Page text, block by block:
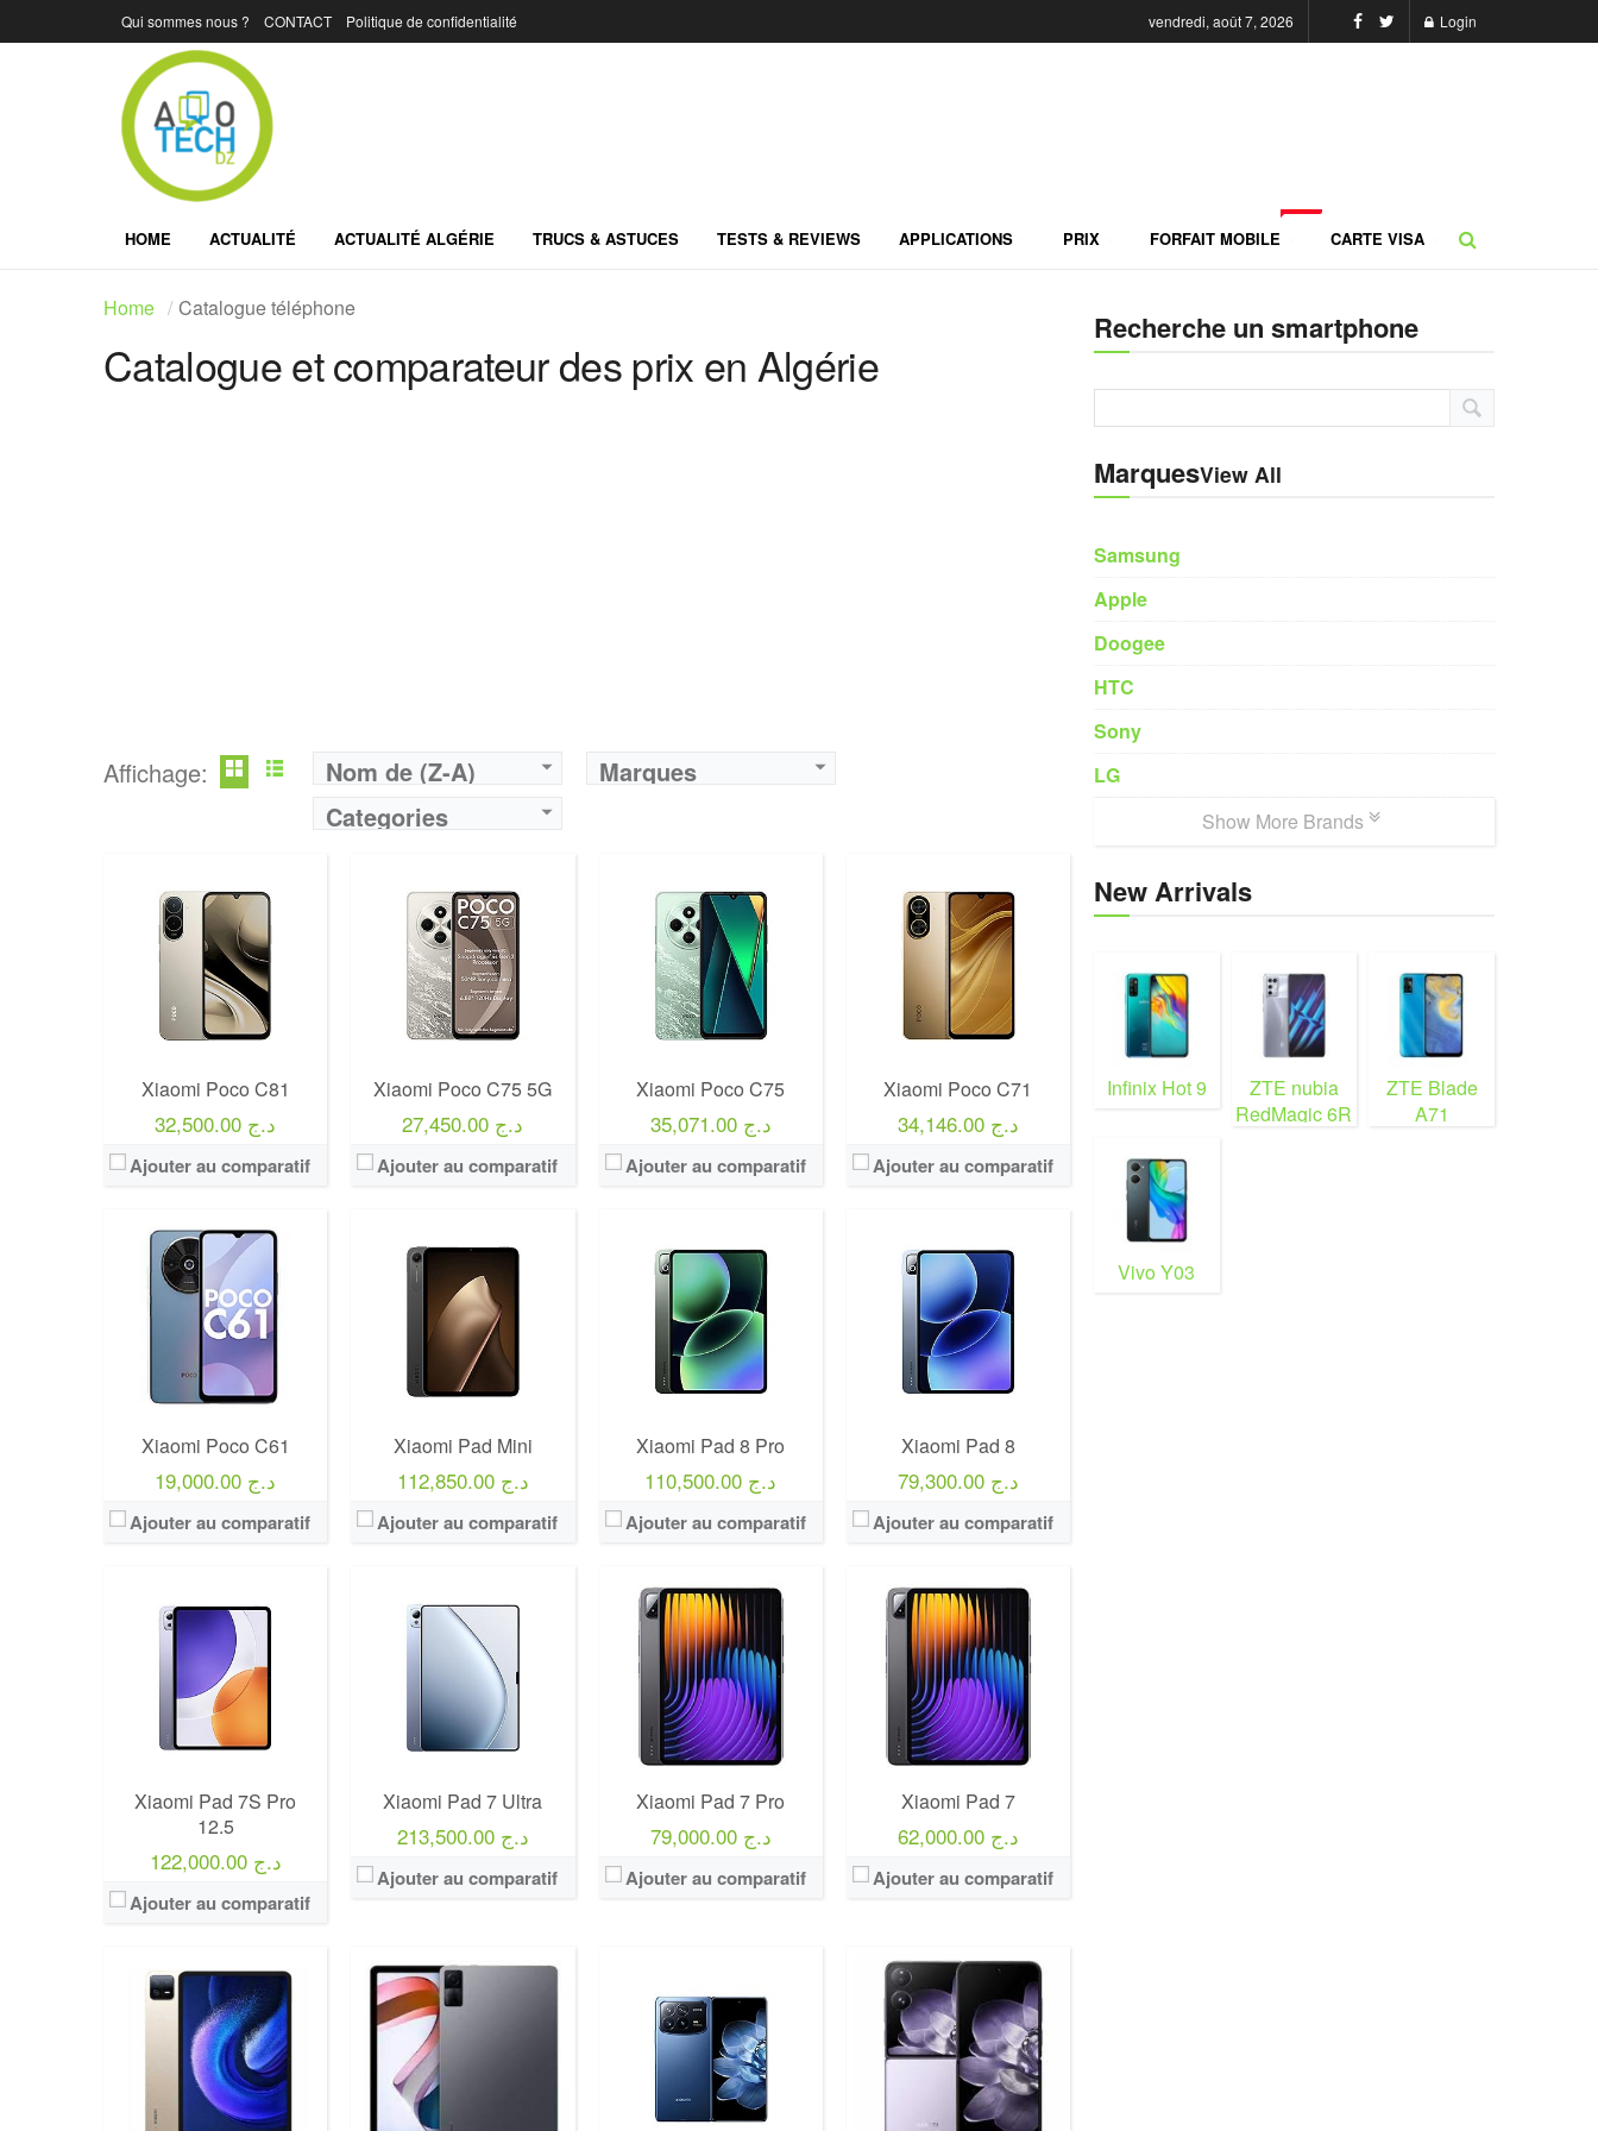
Qui sommes nous ? CONTACT Politique de confidentialité vendredi, août 7, 2026 Login
HOME ACTUALITÉ ACTUALITÉ ALGÉRIE TRUCS & ASTUCES TESTS & REVIEWS APPLICATIONS PRIX FORFAIT MOBILE CARTE VISA
Home Catalogue téléphone
Catalogue et comparateur des prix en Algérie
Affichage: Nom de (Z-A)
Marques
Categories
Xiaomi Poco C81
32,500.00 د.ج
Ajouter au comparatif
Xiaomi Poco C75 5G
27,450.00 د.ج
Ajouter au comparatif
Xiaomi Poco C75
35,071.00 د.ج
Ajouter au comparatif
Xiaomi Poco C71
34,146.00 د.ج
Ajouter au comparatif
Xiaomi Poco C61
19,000.00 د.ج
Ajouter au comparatif
Xiaomi Pad Mini
112,850.00 د.ج
Ajouter au comparatif
Xiaomi Pad 8 Pro
110,500.00 د.ج
Ajouter au comparatif
Xiaomi Pad 8
79,300.00 د.ج
Ajouter au comparatif
Xiaomi Pad 7S Pro
12.5
122,000.00 د.ج
Ajouter au comparatif
Xiaomi Pad 7 Ultra
213,500.00 د.ج
Ajouter au comparatif
Xiaomi Pad 7 Pro
79,000.00 د.ج
Ajouter au comparatif
Xiaomi Pad 7
62,000.00 د.ج
Ajouter au comparatif
Recherche un smartphone
MarquesView All
Samsung
Apple
Doogee
HTC
Sony
LG
Show More Brands
New Arrivals
Infinix Hot 9
ZTE nubia
RedMagic 6R
ZTE Blade
A71
Vivo Y03